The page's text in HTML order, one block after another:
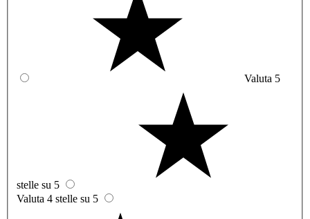
Valuta 5
stelle su 5
Valuta 4 stelle su 5